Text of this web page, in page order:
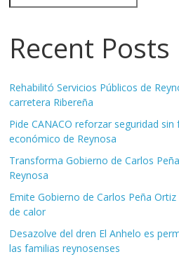
Recent Posts
Rehabilitó Servicios Públicos de
carretera Ribereña
Pide CANACO reforzar seguridad
económico de Reynosa
Transforma Gobierno de Carlos
Reynosa
Emite Gobierno de Carlos Peña
de calor
Desazolve del dren El Anhelo es
las familias reynosenses